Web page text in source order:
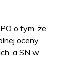
o tym, że
oceny
a SN w